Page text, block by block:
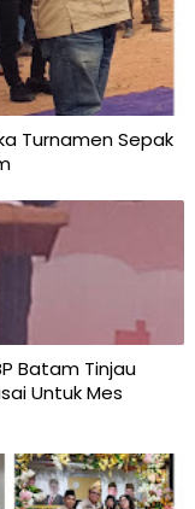
Turnamen Sepak
Batam Tinjau
Untuk Mes